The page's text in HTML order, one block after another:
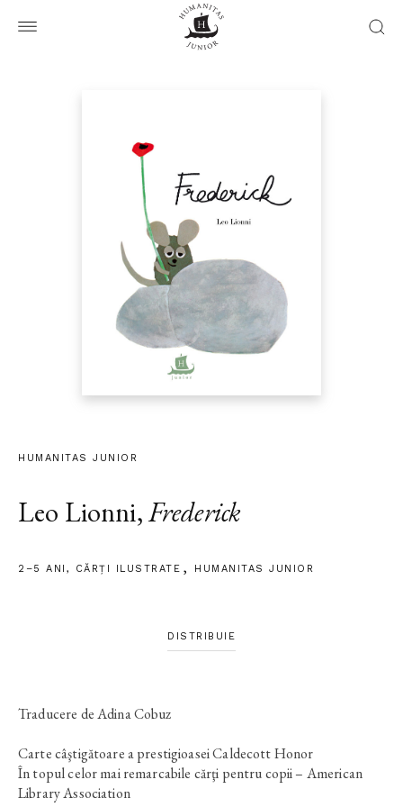
HUMANITAS JUNIOR
Leo Lionni,Frederick
2–5 ANI , CĂRȚI ILUSTRATE HUMANITAS JUNIOR
DISTRIBUIE
Traducere de Adina Cobuz
Carte câştigătoare a prestigioasei Caldecott Honor
În topul celor mai remarcabile cărţi pentru copii – American
Library Association